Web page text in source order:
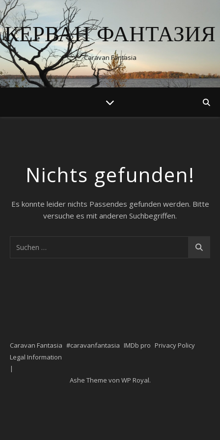
КЕРВАН ФАНТАЗИЯ
Caravan Fantasia
Nichts gefunden!
Es konnte leider nichts Passendes gefunden werden. Bitte
versuche es mit anderen Suchbegriffen.
Caravan Fantasia #caravanfantasia IMDb pro Privacy Policy
Legal Information
Ashe Theme von WP Royal.